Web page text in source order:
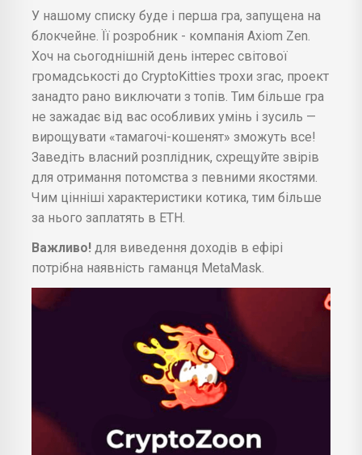
У нашому списку буде і перша гра, запущена на
блокчейне. Її розробник - компанія Axiom Zen.
Хоч на сьогоднішній день інтерес світової
громадськості до CryptoKitties трохи згас, проект
занадто рано виключати з топів. Тим більше гра
не зажадає від вас особливих умінь і зусиль —
вирощувати «тамагочі-кошенят» зможуть все!
Заведіть власний розплідник, схрещуйте звірів
для отримання потомства з певними якостями.
Чим цінніші характеристики котика, тим більше
за нього заплатять в ЕТН.
Важливо! для виведення доходів в ефірі
потрібна наявність гаманця MetaMask.